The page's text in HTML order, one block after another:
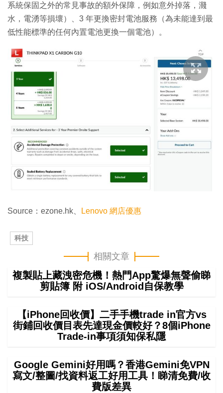
系統保固之外的常見事故的額外保障，例如意外掉落，濺
水，電湧等損壞）、3 年更換密封電池服務（為未能達到最
低性能標準的任何內置電池更換一個電池）。
Source：ezone.hk、 Lenovo 網店優惠
科技
相關文章
複製貼上藏洩密危機！熱門App驚爆無聲偷睇
剪貼簿 附 iOS/Android自保教學
【iPhone回收價】二手手機trade in官方vs
街鋪回收價目表先達現金價較好？8個iPhone
Trade-in事項須知保私隱
Google Gemini好用嗎？香港Gemini免VPN
寫文/整圖/找資料返工好用工具！睇清免費/收
費版差異